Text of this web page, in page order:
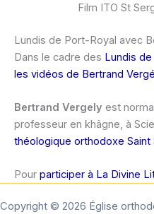
Film ITO St
Lundis de Port-Royal avec
Dans le cadre des Lundis
les vidéos de Bertrand
Bertrand Vergely est
professeur en khâgne, à
théologique orthodoxe Saint
Pour participer à La Divine
Copyright © 2026 Église